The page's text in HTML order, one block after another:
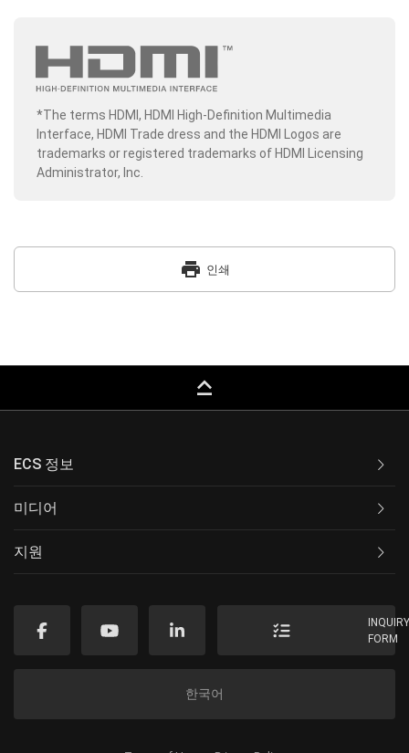
*The terms HDMI, HDMI High-Definition Multimedia
Interface, HDMI Trade dress and the HDMI Logos are
trademarks or registered trademarks of HDMI Licensing
Administrator, Inc.
print 인쇄
keyboard_capslock
ECS 정보
미디어
지원
FORM
한국어